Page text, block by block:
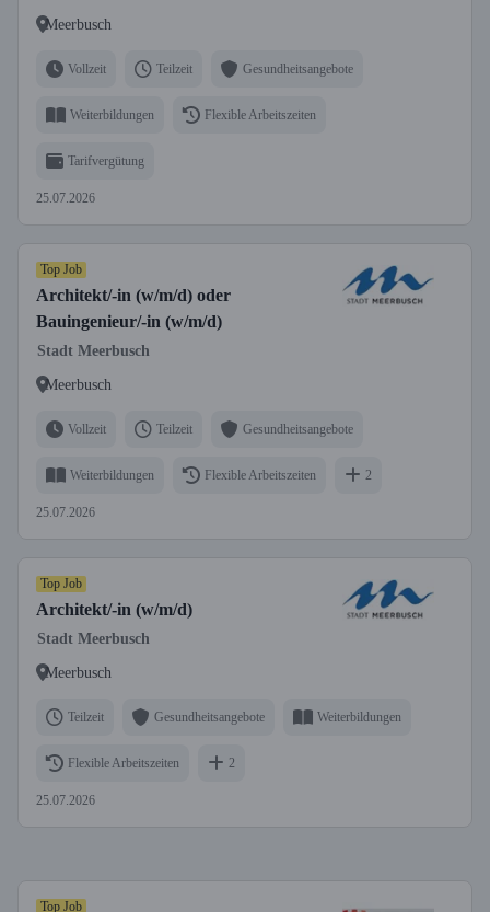
Meerbusch
Vollzeit Teilzeit Gesundheitsangebote
Weiterbildungen Flexible Arbeitszeiten
Tarifvergütung
25.07.2026
Top Job
Architekt/-in (w/m/d) oder
Bauingenieur/-in (w/m/d)
Stadt Meerbusch
Meerbusch
Vollzeit Teilzeit Gesundheitsangebote
Weiterbildungen Flexible Arbeitszeiten 2
25.07.2026
Top Job
Architekt/-in (w/m/d)
Stadt Meerbusch
Meerbusch
Teilzeit Gesundheitsangebote Weiterbildungen
Flexible Arbeitszeiten 2
25.07.2026
Top Job